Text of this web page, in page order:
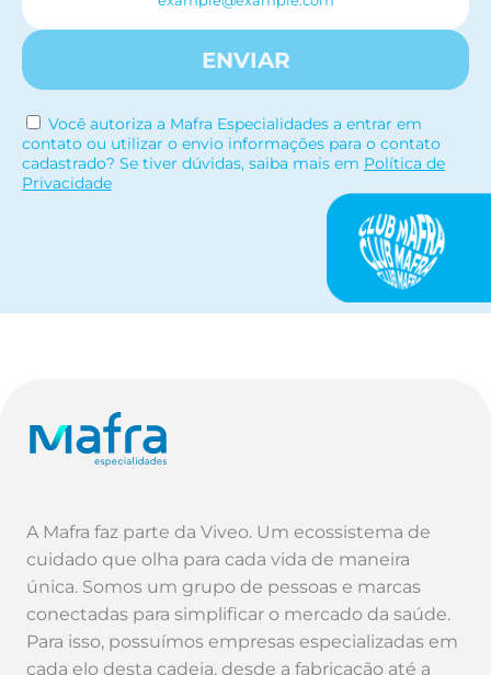
ENVIAR
Você autoriza a Mafra Especialidades a entrar em
contato ou utilizar o envio informações para o contato
cadastrado? Se tiver dúvidas, saiba mais em Política de
Privacidade
A Mafra faz parte da Viveo. Um ecossistema de
cuidado que olha para cada vida de maneira
única. Somos um grupo de pessoas e marcas
conectadas para simplificar o mercado da saúde.
Para isso, possuímos empresas especializadas em
cada elo desta cadeia, desde a fabricação até a